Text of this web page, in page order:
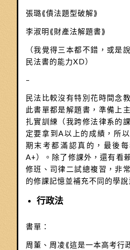
張璐⟪債法題型破解⟫
李淑明⟪財產法解題書⟫
（我覺得三本都不錯，或是
民法書的能力XD）
–
民法比較沒有特別花時間念
此書單都是解題書，準備上
扎實訓練（我跨修法律系的
定要拿到A以上的成績，所
期末考都滿認真的，最後
A+）。除了修課外，還有看
修班、司律二試總複習，非
的修課記憶並補充不同的學說
行政法
書單：
周董、周凌⟪這是一本高考行